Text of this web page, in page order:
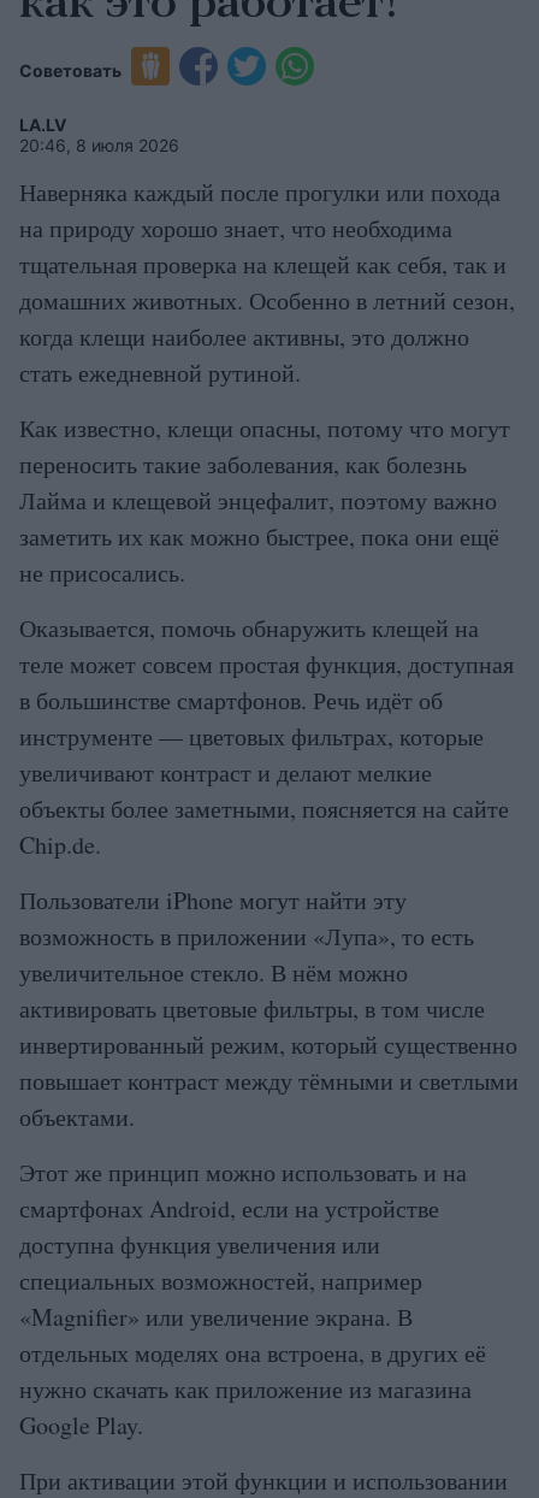
Советовать
LA.LV
20:46, 8 июля 2026
Наверняка каждый после прогулки или похода
на природу хорошо знает, что необходима
тщательная проверка на клещей как себя, так и
домашних животных. Особенно в летний сезон,
когда клещи наиболее активны, это должно
стать ежедневной рутиной.
Как известно, клещи опасны, потому что могут
переносить такие заболевания, как болезнь
Лайма и клещевой энцефалит, поэтому важно
заметить их как можно быстрее, пока они ещё
не присосались.
Оказывается, помочь обнаружить клещей на
теле может совсем простая функция, доступная
в большинстве смартфонов. Речь идёт об
инструменте — цветовых фильтрах, которые
увеличивают контраст и делают мелкие
объекты более заметными, поясняется на сайте
Chip.de.
Пользователи iPhone могут найти эту
возможность в приложении «Лупа», то есть
увеличительное стекло. В нём можно
активировать цветовые фильтры, в том числе
инвертированный режим, который существенно
повышает контраст между тёмными и светлыми
объектами.
Этот же принцип можно использовать и на
смартфонах Android, если на устройстве
доступна функция увеличения или
специальных возможностей, например
«Magnifier» или увеличение экрана. В
отдельных моделях она встроена, в других её
нужно скачать как приложение из магазина
Google Play.
При активации этой функции и использовании